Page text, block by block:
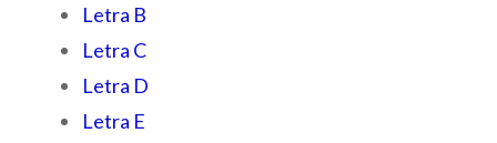
Letra B
Letra C
Letra D
Letra E